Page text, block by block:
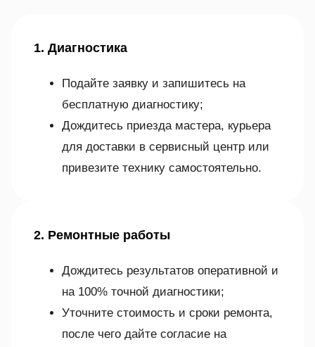
1. Диагностика
Подайте заявку и запишитесь на
бесплатную диагностику;
Дождитесь приезда мастера, курьера
для доставки в сервисный центр или
привезите технику самостоятельно.
2. Ремонтные работы
Дождитесь результатов оперативной и
на 100% точной диагностики;
Уточните стоимость и сроки ремонта,
после чего дайте согласие на